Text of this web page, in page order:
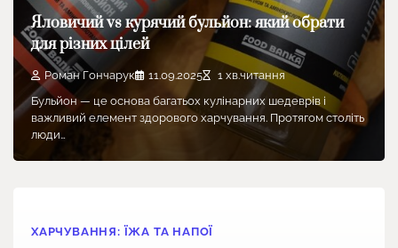
Яловичий vs курячий бульйон: який обрати
для різних цілей
Роман Гончарук 11.09.2025
1 хв.читання
Бульйон — це основа багатьох кулінарних шедеврів і
важливий елемент здорового харчування. Протягом століть
люди…
ХАРЧУВАННЯ: ЇЖА ТА НАПОЇ